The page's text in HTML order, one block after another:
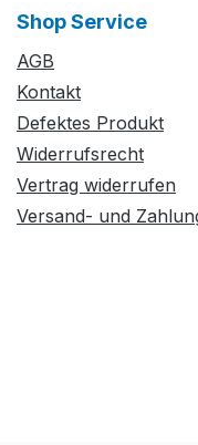
Shop Service
AGB
Kontakt
Defektes Produkt
Widerrufsrecht
Vertrag widerrufen
Versand- und